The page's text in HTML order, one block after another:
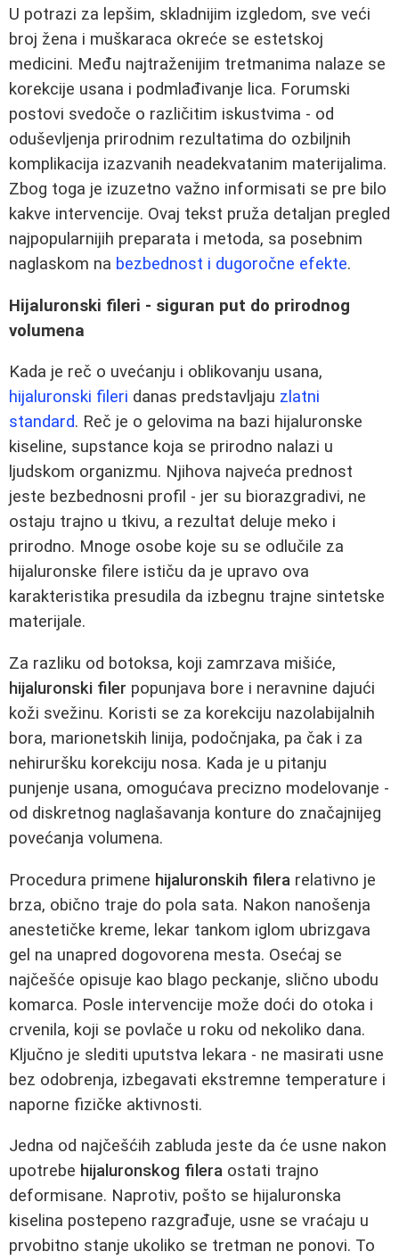
U potrazi za lepšim, skladnijim izgledom, sve veći
broj žena i muškaraca okreće se estetskoj
medicini. Među najtraženijim tretmanima nalaze se
korekcije usana i podmlađivanje lica. Forumski
postovi svedoče o različitim iskustvima - od
oduševljenja prirodnim rezultatima do ozbiljnih
komplikacija izazvanih neadekvatanim materijalima.
Zbog toga je izuzetno važno informisati se pre bilo
kakve intervencije. Ovaj tekst pruža detaljan pregled
najpopularnijih preparata i metoda, sa posebnim
naglaskom na bezbednost i dugoročne efekte.
Hijaluronski fileri - siguran put do prirodnog
volumena
Kada je reč o uvećanju i oblikovanju usana,
hijaluronski fileri danas predstavljaju zlatni
standard. Reč je o gelovima na bazi hijaluronske
kiseline, supstance koja se prirodno nalazi u
ljudskom organizmu. Njihova najveća prednost
jeste bezbednosni profil - jer su biorazgradivi, ne
ostaju trajno u tkivu, a rezultat deluje meko i
prirodno. Mnoge osobe koje su se odlučile za
hijaluronske filere ističu da je upravo ova
karakteristika presudila da izbegnu trajne sintetske
materijale.
Za razliku od botoksa, koji zamrzava mišiće,
hijaluronski filer popunjava bore i neravnine dajući
koži svežinu. Koristi se za korekciju nazolabijalnih
bora, marionetskih linija, podočnjaka, pa čak i za
nehiruršku korekciju nosa. Kada je u pitanju
punjenje usana, omogućava precizno modelovanje -
od diskretnog naglašavanja konture do značajnijeg
povećanja volumena.
Procedura primene hijaluronskih filera relativno je
brza, obično traje do pola sata. Nakon nanošenja
anestetičke kreme, lekar tankom iglom ubrizgava
gel na unapred dogovorena mesta. Osećaj se
najčešće opisuje kao blago peckanje, slično ubodu
komarca. Posle intervencije može doći do otoka i
crvenila, koji se povlače u roku od nekoliko dana.
Ključno je slediti uputstva lekara - ne masirati usne
bez odobrenja, izbegavati ekstremne temperature i
naporne fizičke aktivnosti.
Jedna od najčešćih zabluda jeste da će usne nakon
upotrebe hijaluronskog filera ostati trajno
deformisane. Naprotiv, pošto se hijaluronska
kiselina postepeno razgrađuje, usne se vraćaju u
prvobitno stanje ukoliko se tretman ne ponovi. To